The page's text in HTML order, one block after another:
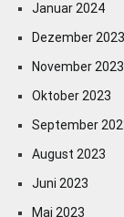
Januar 2024
Dezember 2023
November 2023
Oktober 2023
September
August 2023
Juni 2023
Mai 2023